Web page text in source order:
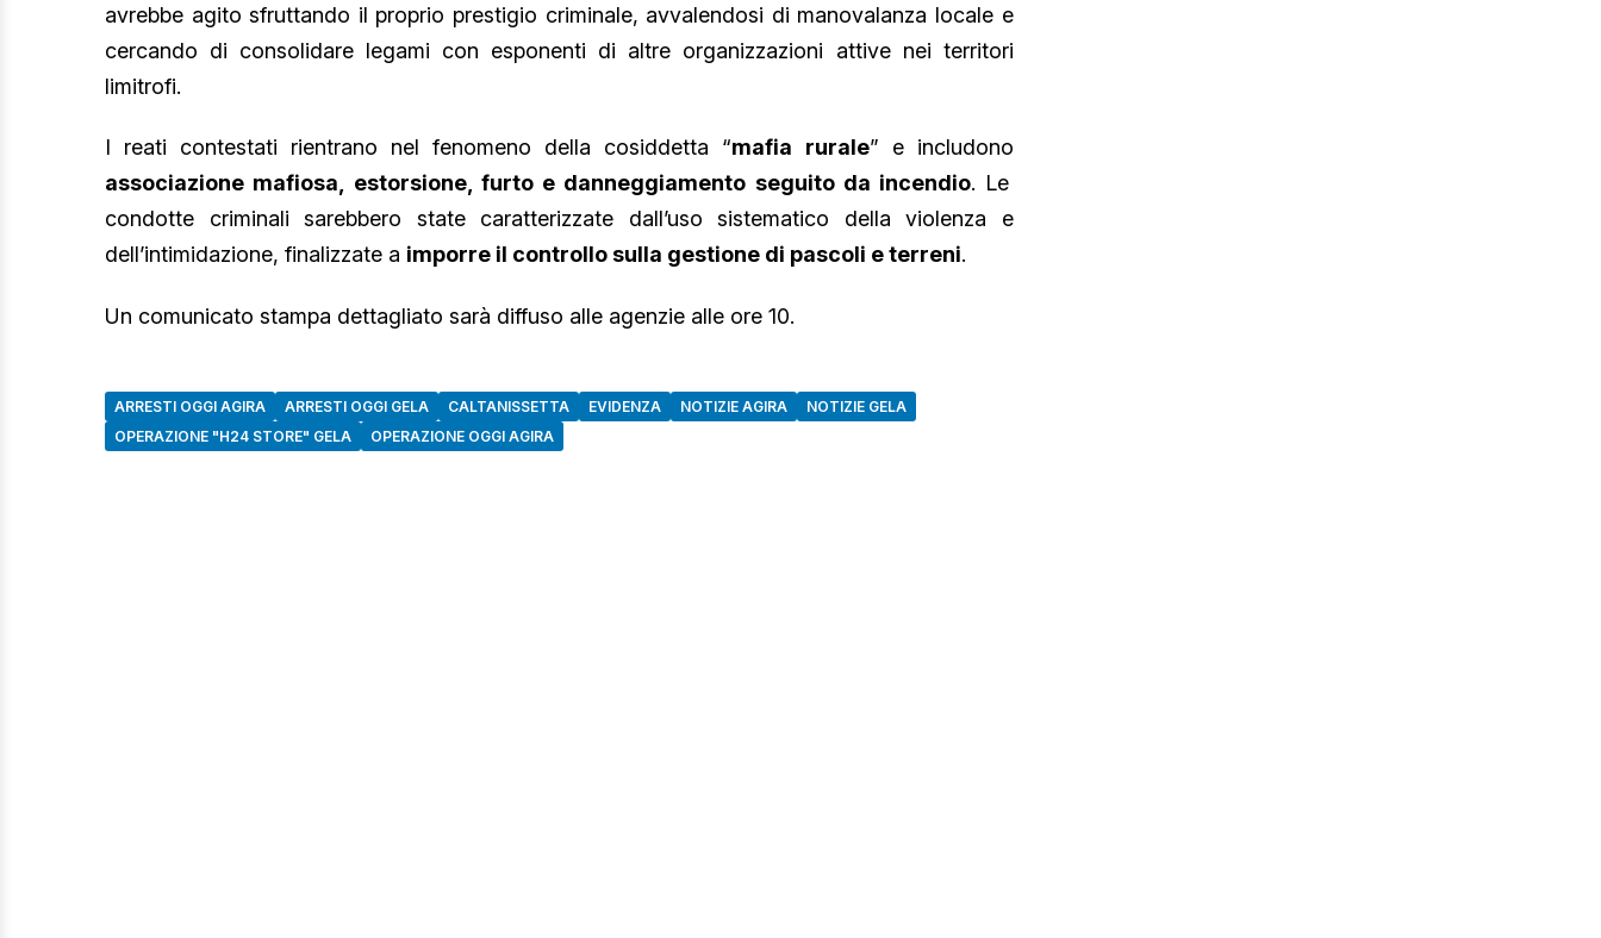
avrebbe agito sfruttando il proprio prestigio criminale, avvalendosi di manovalanza locale e
cercando di consolidare legami con esponenti di altre organizzazioni attive nei territori
limitrofi.
I reati contestati rientrano nel fenomeno della cosiddetta “mafia rurale” e includono
associazione mafiosa, estorsione, furto e danneggiamento seguito da incendio. Le
condotte criminali sarebbero state caratterizzate dall’uso sistematico della violenza e
dell’intimidazione, finalizzate a imporre il controllo sulla gestione di pascoli e terreni.
Un comunicato stampa dettagliato sarà diffuso alle agenzie alle ore 10.
ARRESTI OGGI AGIRA ARRESTI OGGI GELA CALTANISSETTA EVIDENZA NOTIZIE AGIRA
NOTIZIE GELA
OPERAZIONE "H24 STORE" GELA
OPERAZIONE OGGI AGIRA